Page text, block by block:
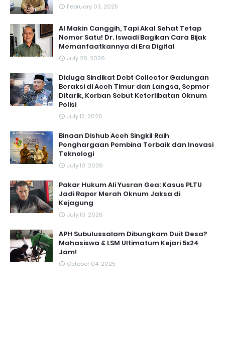
February 03, 2025
AI Makin Canggih, Tapi Akal Sehat Tetap
Nomor Satu! Dr. Iswadi Bagikan Cara Bijak
Memanfaatkannya di Era Digital
July 26, 2026
Diduga Sindikat Debt Collector Gadungan
Beraksi di Aceh Timur dan Langsa, Sepmor
Ditarik, Korban Sebut Keterlibatan Oknum
Polisi
July 12, 2026
Binaan Dishub Aceh Singkil Raih
Penghargaan Pembina Terbaik dan Inovasi
Teknologi
July 10, 2026
Pakar Hukum Ali Yusran Gea: Kasus PLTU
Jadi Rapor Merah Oknum Jaksa di
Kejagung
July 10, 2026
APH Subulussalam Dibungkam Duit Desa?
Mahasiswa & LSM Ultimatum Kejari 5x24
Jam!
October 04, 2025